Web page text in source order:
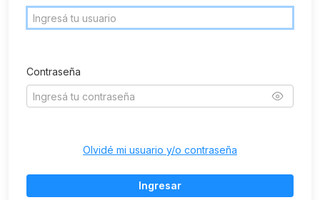
Contraseña
Olvidé mi usuario y/o contraseña
Ingresar